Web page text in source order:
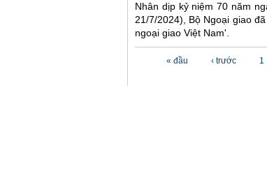
Nhân dịp kỷ niệm 70 năm
21/7/2024), Bộ Ngoại giao
ngoại giao Việt Nam'.
« đầu ‹ trước 1